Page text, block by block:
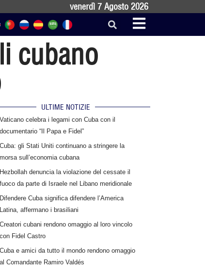
venerdì 7 Agosto 2026
cubano
ULTIME NOTIZIE
Vaticano celebra i legami con Cuba con il
documentario “Il Papa e Fidel”
Cuba: gli Stati Uniti continuano a stringere la
morsa sull’economia cubana
Hezbollah denuncia la violazione del cessate il
fuoco da parte di Israele nel Libano meridionale
Difendere Cuba significa difendere l’America
Latina, affermano i brasiliani
Creatori cubani rendono omaggio al loro vincolo
con Fidel Castro
Cuba e amici da tutto il mondo rendono omaggio
al Comandante Ramiro Valdés